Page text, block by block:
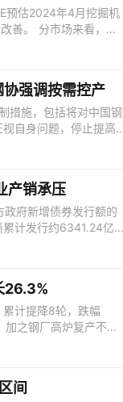
预估2024年4月挖掘机
善。 分市场来看，国
口市场预估销量9000
强调按需控产
措施，包括将对中国钢
自身问题，停止提高
措施，捍卫自身权益。
产销承压
府新增债券发行额的
计发行约6341.24亿
小于往年，一方面是
26.3%
计提降8轮，跌幅
之钢厂高炉复产不及
度偏慢，且钢厂利润薄
间